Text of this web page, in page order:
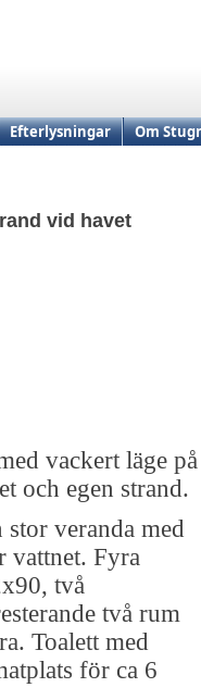
Efterlysningar Om
vid havet
vackert läge på
och egen strand.
veranda med
vattnet. Fyra
två
två rum
Toalett med
för ca 6